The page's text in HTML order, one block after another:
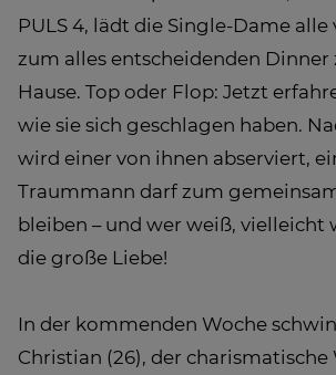
PULS 4, lädt die Single-Dame alle
zum alles entscheidenden Dinner
Hause. Top oder Flop: Jetzt
wie sie sich geschlagen haben.
wird einer von ihnen abserviert,
Traummann darf zum
bleiben – und wer weiß, vielleicht
die große Liebe!
In der kommenden Woche
Christian (26), der charismatische